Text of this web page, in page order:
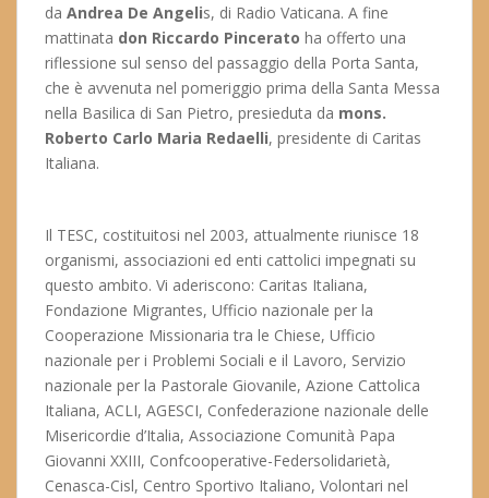
da Andrea De Angelis, di Radio Vaticana. A fine
mattinata don Riccardo Pincerato ha offerto una
riflessione sul senso del passaggio della Porta Santa,
che è avvenuta nel pomeriggio prima della Santa Messa
nella Basilica di San Pietro, presieduta da mons.
Roberto Carlo Maria Redaelli, presidente di Caritas
Italiana.
Il TESC, costituitosi nel 2003, attualmente riunisce 18
organismi, associazioni ed enti cattolici impegnati su
questo ambito. Vi aderiscono: Caritas Italiana,
Fondazione Migrantes, Ufficio nazionale per la
Cooperazione Missionaria tra le Chiese, Ufficio
nazionale per i Problemi Sociali e il Lavoro, Servizio
nazionale per la Pastorale Giovanile, Azione Cattolica
Italiana, ACLI, AGESCI, Confederazione nazionale delle
Misericordie d’Italia, Associazione Comunità Papa
Giovanni XXIII, Confcooperative-Federsolidarietà,
Cenasca-Cisl, Centro Sportivo Italiano, Volontari nel